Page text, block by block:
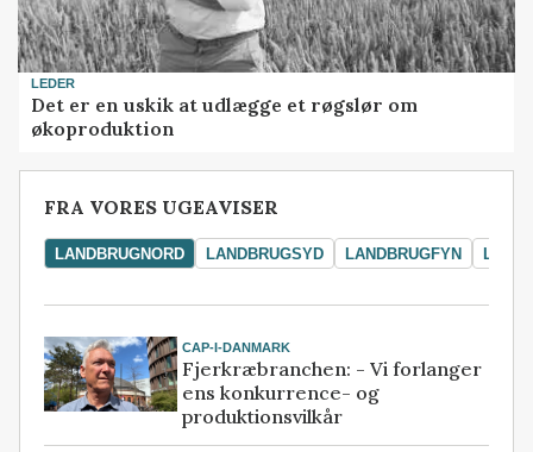
LEDER
Det er en uskik at udlægge et røgslør om
økoproduktion
FRA VORES UGEAVISER
LANDBRUGNORD LANDBRUGSYD LANDBRUGFYN
CAP-I-DANMARK
Fjerkræbranchen: - Vi forlanger
ens konkurrence- og
produktionsvilkår